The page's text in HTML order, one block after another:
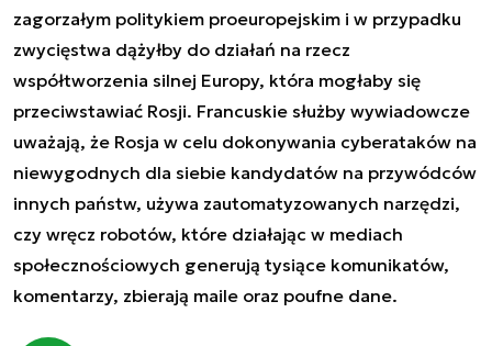
zagorzałym politykiem proeuropejskim i w przypadku
zwycięstwa dążyłby do działań na rzecz
współtworzenia silnej Europy, która mogłaby się
przeciwstawiać Rosji. Francuskie służby wywiadowcze
uważają, że Rosja w celu dokonywania cyberataków na
niewygodnych dla siebie kandydatów na przywódców
innych państw, używa zautomatyzowanych narzędzi,
czy wręcz robotów, które działając w mediach
społecznościowych generują tysiące komunikatów,
komentarzy, zbierają maile oraz poufne dane.